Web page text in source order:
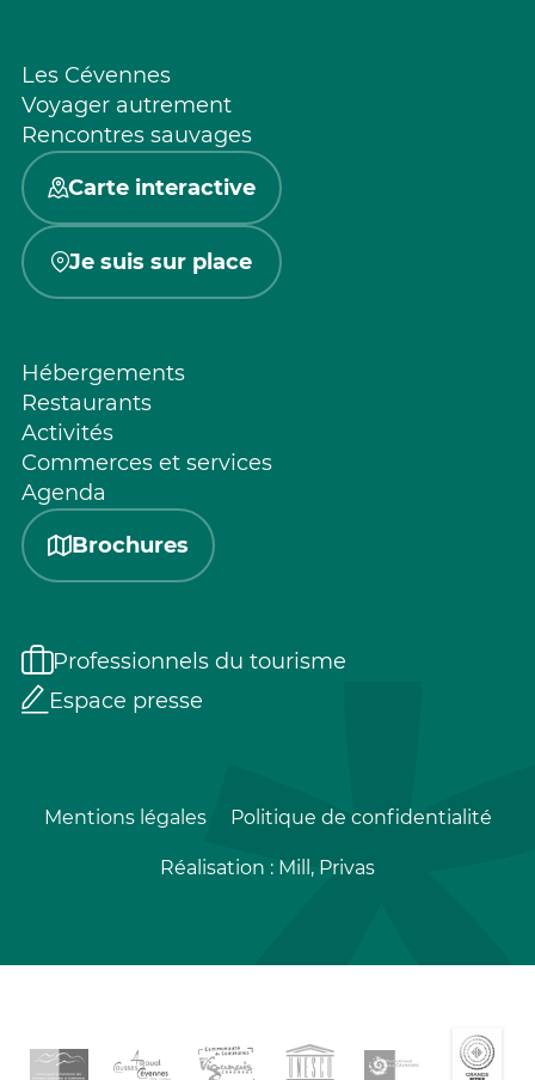
Les Cévennes
Voyager autrement
Rencontres sauvages
Carte interactive
Je suis sur place
Hébergements
Restaurants
Activités
Commerces et services
Agenda
Brochures
Professionnels du tourisme
Espace presse
Mentions légales Politique de confidentialité
Réalisation : Mill, Privas